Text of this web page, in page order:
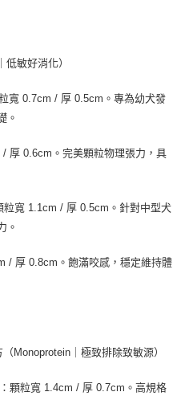
敏好消化）
寬 0.7cm / 厚 0.5cm。專為幼犬發
。
厚 0.6cm。完美顆粒物理張力，具
寬 1.1cm / 厚 0.5cm。針對中型犬
。
/ 厚 0.8cm。飽滿咬感，穩定維持體
Monoprotein｜極致排除致敏源）
顆粒寬 1.4cm / 厚 0.7cm。高規格